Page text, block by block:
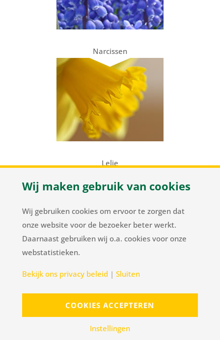
Narcissen
Lelie
23 548 34 00/ flowerbulbs@pnelis.nl
Sitemap
Disclaimer
Realisatie ANIQ Projectorganisatie
Wij maken gebruik van cookies
Wij gebruiken cookies om ervoor te zorgen dat
onze website voor de bezoeker beter werkt.
Daarnaast gebruiken wij o.a. cookies voor onze
webstatistieken.
Bekijk ons privacy beleid | Sluiten
COOKIES ACCEPTEREN
Instellingen